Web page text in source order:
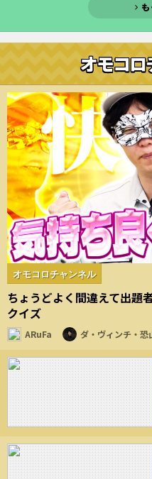
オモコロ
オモコロチャンネル
ちょうどよく間違えて出題
クイズ
ARuFa ダ・ヴィンチ・恐